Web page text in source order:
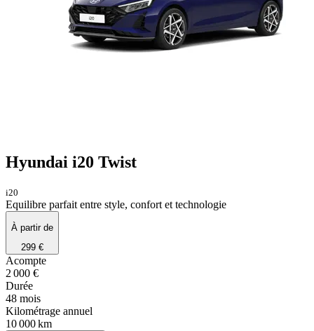
Hyundai i20 Twist
i20
Equilibre parfait entre style, confort et technologie
À partir de
299 €
Acompte
2 000 €
Durée
48 mois
Kilométrage annuel
10 000 km